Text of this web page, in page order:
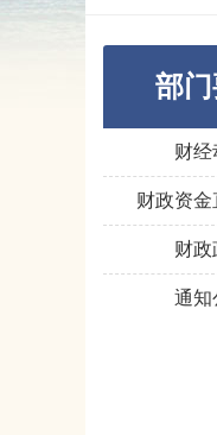
部门
财经
财政资
财政
通知